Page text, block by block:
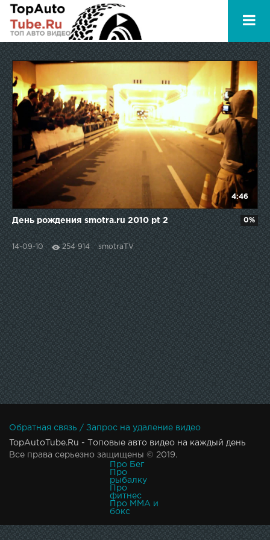
4:46
День рождения smotra.ru 2010 pt 2
14-09-10 254 914 smotraTV
0%
Обратная связь / Запрос на удаление видео
TopAutoTube.Ru - Топовые авто видео на каждый день
Все права серьезно защищены © 2019.
Про Бег
Про
рыбалку
Про
фитнес
Про MMA и
бокс